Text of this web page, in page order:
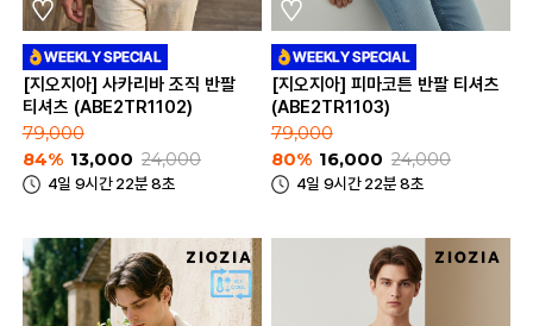
[지오지아] 사카리바 조직 반팔
티셔츠 (ABE2TR1102)
79,000
84% 13,000 24,000
4일 9시간 22분 8초
[지오지아] 피마코튼 반팔 티셔츠
(ABE2TR1103)
79,000
80% 16,000 24,000
4일 9시간 22분 8초